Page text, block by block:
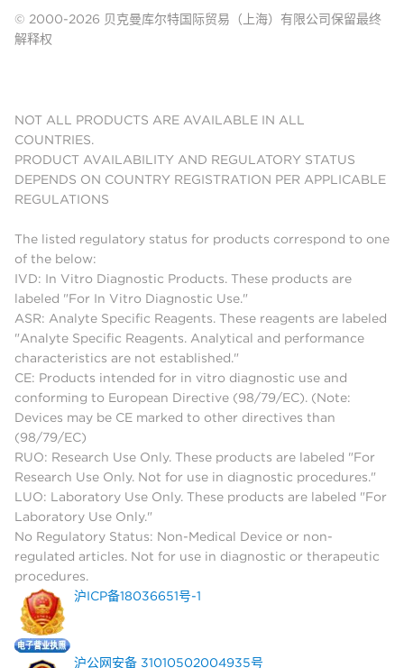
© 2000-2026 贝克曼库尔特国际贸易（上海）有限公司保留最终
解释权
NOT ALL PRODUCTS ARE AVAILABLE IN ALL
COUNTRIES.
PRODUCT AVAILABILITY AND REGULATORY STATUS
DEPENDS ON COUNTRY REGISTRATION PER APPLICABLE
REGULATIONS
The listed regulatory status for products correspond to one
of the below:
IVD: In Vitro Diagnostic Products. These products are
labeled "For In Vitro Diagnostic Use."
ASR: Analyte Specific Reagents. These reagents are labeled
"Analyte Specific Reagents. Analytical and performance
characteristics are not established."
CE: Products intended for in vitro diagnostic use and
conforming to European Directive (98/79/EC). (Note:
Devices may be CE marked to other directives than
(98/79/EC)
RUO: Research Use Only. These products are labeled "For
Research Use Only. Not for use in diagnostic procedures."
LUO: Laboratory Use Only. These products are labeled "For
Laboratory Use Only."
No Regulatory Status: Non-Medical Device or non-
regulated articles. Not for use in diagnostic or therapeutic
procedures.
沪ICP备18036651号-1
沪公网安备 31010502004935号